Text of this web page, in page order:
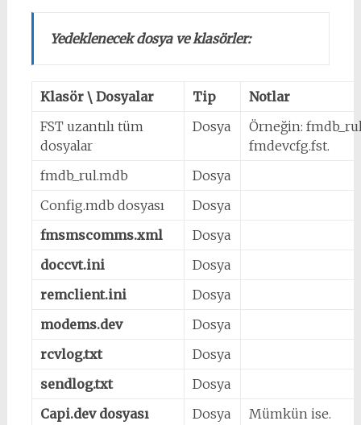
Yedeklenecek dosya ve klasörler:
Klasör \ Dosyalar Tip
Notlar
FST uzantılı tüm
dosyalar
Dosya
Örneğin:
fmdevcfg.fst.
fmdb_rul.mdb
Dosya
Config.mdb dosyası
Dosya
fmsmscomms.xml
Dosya
doccvt.ini
Dosya
remclient.ini
Dosya
modems.dev
Dosya
rcvlog.txt
Dosya
sendlog.txt
Dosya
Capi.dev dosyası
Dosya Mümkün ise.